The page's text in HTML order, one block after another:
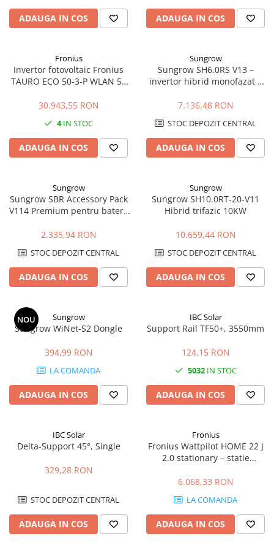
ADAUGA IN COS ADAUGA IN COS
Fronius
Invertor fotovoltaic Fronius
TAURO ECO 50-3-P WLAN 50
30.943,55 RON
4IN STOC
ADAUGA IN COS
Sungrow
Sungrow SH6.0RS V13 –
invertor hibrid monofazat 6
7.136,48 RON
STOC DEPOZIT CENTRAL
ADAUGA IN COS
Sungrow
Sungrow SBR Accessory Pack
V114 Premium pentru baterii
2.335,94 RON
STOC DEPOZIT CENTRAL
ADAUGA IN COS
Sungrow
Sungrow SH10.0RT-20-V11
Hibrid trifazic 10KW
10.659,44 RON
STOC DEPOZIT CENTRAL
ADAUGA IN COS
NOU Sungrow
Sungrow WiNet-S2 Dongle
394,99 RON
LA COMANDA
ADAUGA IN COS
IBC Solar
Support Rail TF50+, 3550mm
124,15 RON
5032IN STOC
ADAUGA IN COS
IBC Solar
Delta-Support 45°, Single
329,28 RON
STOC DEPOZIT CENTRAL
ADAUGA IN COS
Fronius
Fronius Wattpilot HOME 22 J
2.0 stationary – statie
WLAN, RFID
6.068,33 RON
LA COMANDA
ADAUGA IN COS